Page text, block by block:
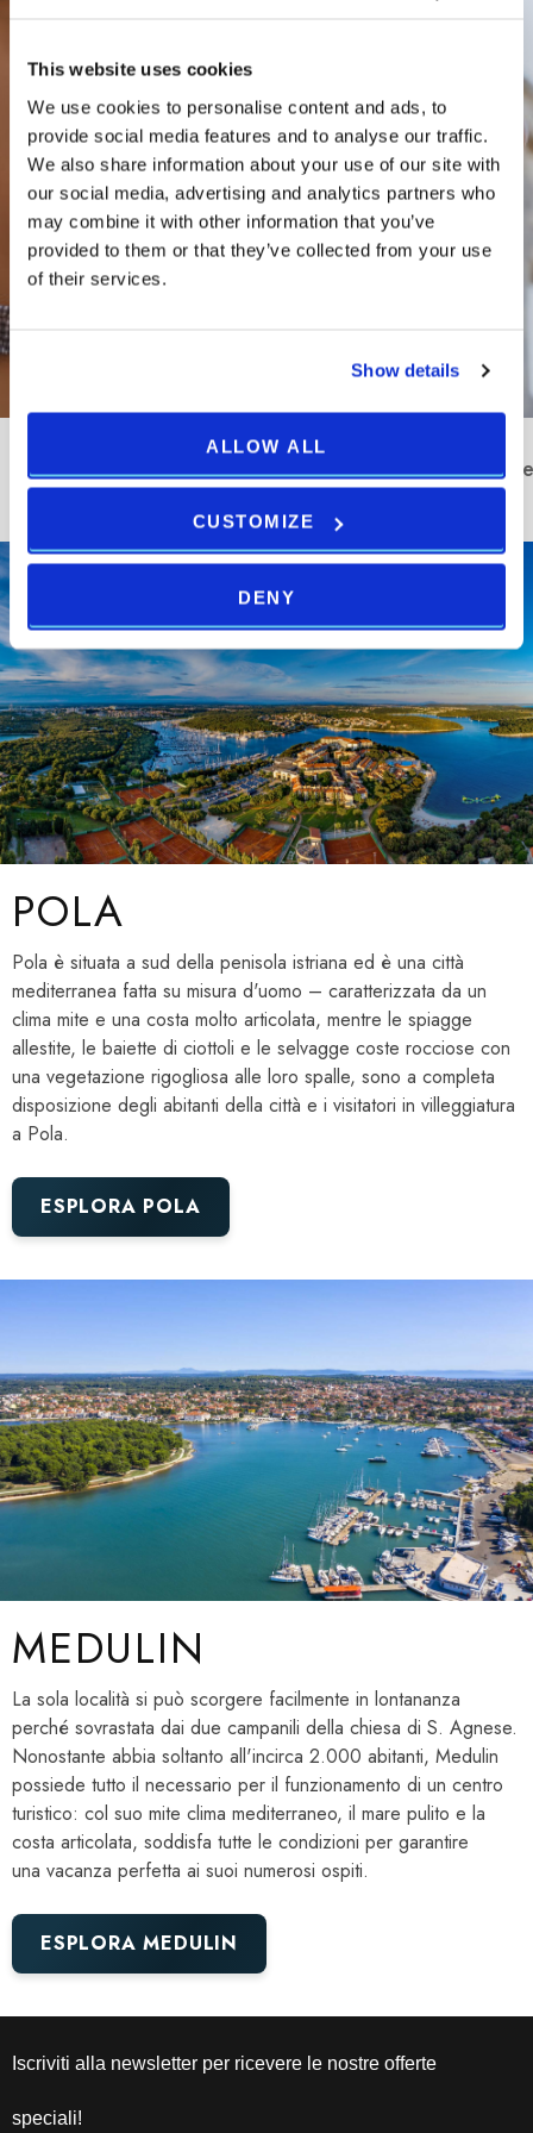
This website uses cookies
We use cookies to personalise content and ads, to
provide social media features and to analyse our traffic.
We also share information about your use of our site with
our social media, advertising and analytics partners who
may combine it with other information that you’ve
provided to them or that they’ve collected from your use
of their services.
Show details
ALLOW ALL
CUSTOMIZE
DENY
NON PERDERE LE
NOSTRE ULTIME
NOVITÀ
Novità Eventi
Meetings
& Events
Wellness
Prenotazione
ristorante
POLA
Pola è situata a sud della penisola istriana ed è una città
mediterranea fatta su misura d'uomo – caratterizzata da un
clima mite e una costa molto articolata, mentre le spiagge
allestite, le baiette di ciottoli e le selvagge coste rocciose con
una vegetazione rigogliosa alle loro spalle, sono a completa
disposizione degli abitanti della città e i visitatori in villeggiatura
a Pola.
ESPLORA POLA
MEDULIN
La sola località si può scorgere facilmente in lontananza
perché sovrastata dai due campanili della chiesa di S. Agnese.
Nonostante abbia soltanto all'incirca 2.000 abitanti, Medulin
possiede tutto il necessario per il funzionamento di un centro
turistico: col suo mite clima mediterraneo, il mare pulito e la
costa articolata, soddisfa tutte le condizioni per garantire
una vacanza perfetta ai suoi numerosi ospiti.
ESPLORA MEDULIN
Iscriviti alla newsletter per ricevere le nostre offerte
speciali!